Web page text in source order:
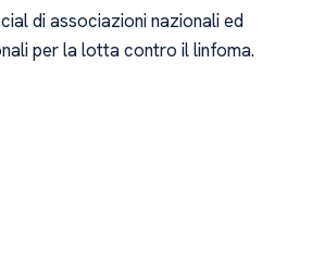
di associazioni nazionali ed
per la lotta contro il linfoma.